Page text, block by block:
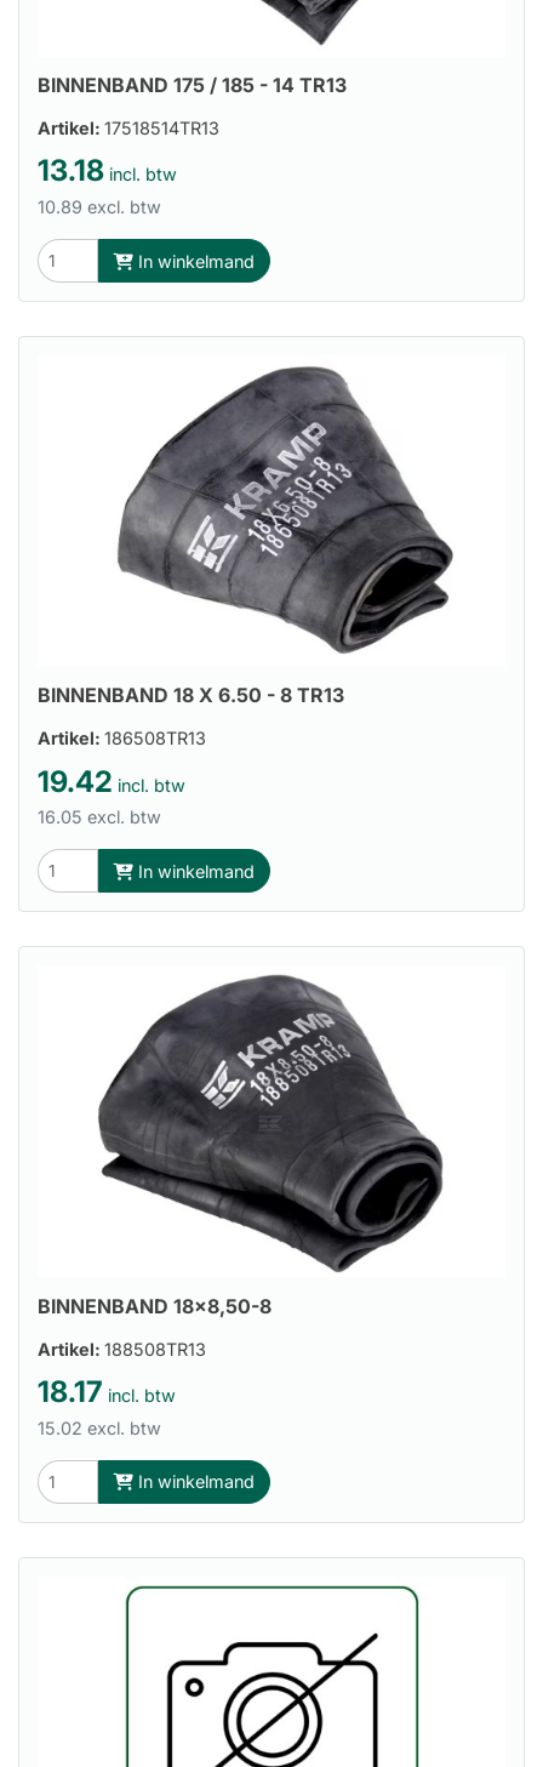
BINNENBAND 175 / 185 - 14 TR13
Artikel: 17518514TR13
13.18 incl. btw
10.89 excl. btw
In winkelmand
BINNENBAND 18 X 6.50 - 8 TR13
Artikel: 186508TR13
19.42 incl. btw
16.05 excl. btw
In winkelmand
BINNENBAND 18x8,50-8
Artikel: 188508TR13
18.17 incl. btw
15.02 excl. btw
In winkelmand